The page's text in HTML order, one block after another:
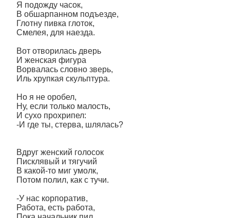
Я подожду часок,
В обшарпанном подъезде,
Глотну пивка глоток,
Смелея, для наезда.
Вот отворилась дверь
И женская фигура
Ворвалась словно зверь,
Иль хрупкая скульптура.
Но я не оробел,
Ну, если только малость,
И сухо прохрипел:
-И где ты, стерва, шлялась?
Вдруг женский голосок
Писклявый и тягучий
В какой-то миг умолк,
Потом полил, как с тучи.
-У нас корпоратив,
Работа, есть работа,